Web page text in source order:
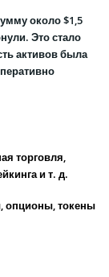
около $1,5
Это стало
активов была
торговля,
и т. д.
опционы, токены